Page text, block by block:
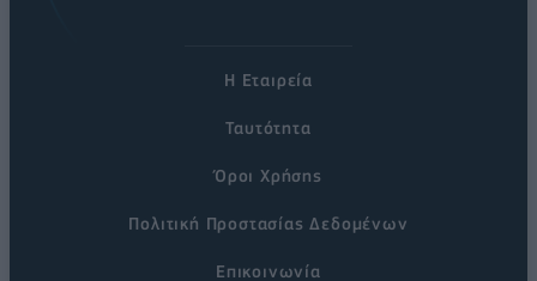
Η Εταιρεία
Ταυτότητα
Όροι Χρήσης
Πολιτική Προστασίας Δεδομένων
Επικοινωνία